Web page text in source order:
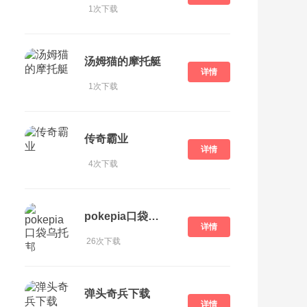
1次下载
汤姆猫的摩托艇
1次下载
详情
传奇霸业
4次下载
详情
pokepia口袋乌托邦
26次下载
详情
弹头奇兵下载
详情